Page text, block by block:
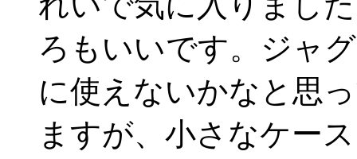
ろもいいです。ジャ
に使えないかなと思
ますが、小さなケー